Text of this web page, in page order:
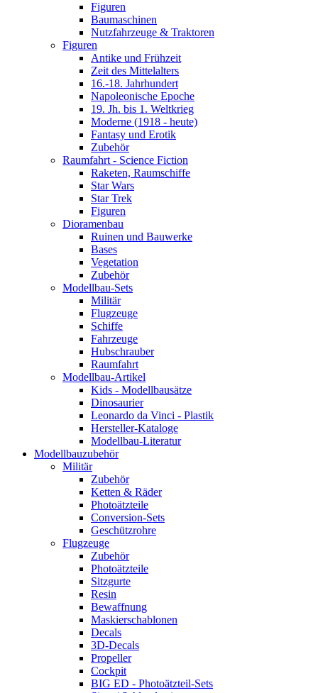
Figuren
Baumaschinen
Nutzfahrzeuge & Traktoren
Figuren
Antike und Frühzeit
Zeit des Mittelalters
16.-18. Jahrhundert
Napoleonische Epoche
19. Jh. bis 1. Weltkrieg
Moderne (1918 - heute)
Fantasy und Erotik
Zubehör
Raumfahrt - Science Fiction
Raketen, Raumschiffe
Star Wars
Star Trek
Figuren
Dioramenbau
Ruinen und Bauwerke
Bases
Vegetation
Zubehör
Modellbau-Sets
Militär
Flugzeuge
Schiffe
Fahrzeuge
Hubschrauber
Raumfahrt
Modellbau-Artikel
Kids - Modellbausätze
Dinosaurier
Leonardo da Vinci - Plastik
Hersteller-Kataloge
Modellbau-Literatur
Modellbauzubehör
Militär
Zubehör
Ketten & Räder
Photoätzteile
Conversion-Sets
Geschützrohre
Flugzeuge
Zubehör
Photoätzteile
Sitzgurte
Resin
Bewaffnung
Maskierschablonen
Decals
3D-Decals
Propeller
Cockpit
BIG ED - Photoätzteil-Sets